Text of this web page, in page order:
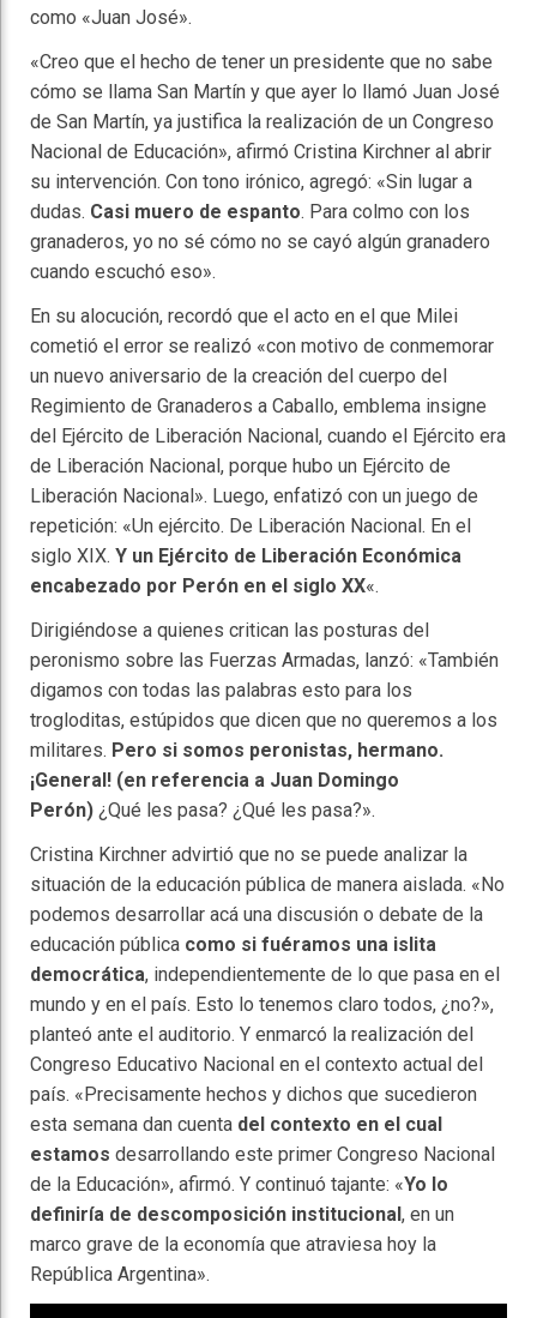
como «Juan José».
«Creo que el hecho de tener un presidente que no sabe
cómo se llama San Martín y que ayer lo llamó Juan José
de San Martín, ya justifica la realización de un Congreso
Nacional de Educación», afirmó Cristina Kirchner al abrir
su intervención. Con tono irónico, agregó: «Sin lugar a
dudas. Casi muero de espanto. Para colmo con los
granaderos, yo no sé cómo no se cayó algún granadero
cuando escuchó eso».
En su alocución, recordó que el acto en el que Milei
cometió el error se realizó «con motivo de conmemorar
un nuevo aniversario de la creación del cuerpo del
Regimiento de Granaderos a Caballo, emblema insigne
del Ejército de Liberación Nacional, cuando el Ejército era
de Liberación Nacional, porque hubo un Ejército de
Liberación Nacional». Luego, enfatizó con un juego de
repetición: «Un ejército. De Liberación Nacional. En el
siglo XIX. Y un Ejército de Liberación Económica
encabezado por Perón en el siglo XX«.
Dirigiéndose a quienes critican las posturas del
peronismo sobre las Fuerzas Armadas, lanzó: «También
digamos con todas las palabras esto para los
trogloditas, estúpidos que dicen que no queremos a los
militares. Pero si somos peronistas, hermano.
¡General! (en referencia a Juan Domingo
Perón) ¿Qué les pasa? ¿Qué les pasa?».
Cristina Kirchner advirtió que no se puede analizar la
situación de la educación pública de manera aislada. «No
podemos desarrollar acá una discusión o debate de la
educación pública como si fuéramos una islita
democrática, independientemente de lo que pasa en el
mundo y en el país. Esto lo tenemos claro todos, ¿no?»,
planteó ante el auditorio. Y enmarcó la realización del
Congreso Educativo Nacional en el contexto actual del
país. «Precisamente hechos y dichos que sucedieron
esta semana dan cuenta del contexto en el cual
estamos desarrollando este primer Congreso Nacional
de la Educación», afirmó. Y continuó tajante: «Yo lo
definiría de descomposición institucional, en un
marco grave de la economía que atraviesa hoy la
República Argentina».